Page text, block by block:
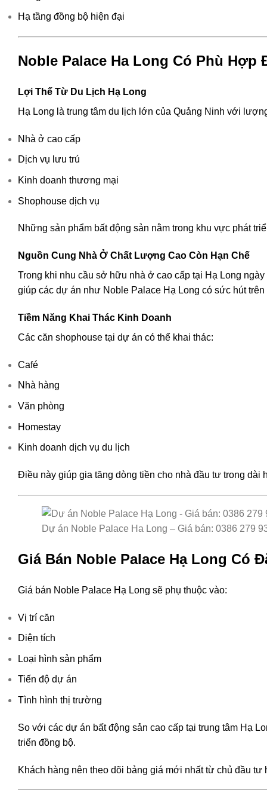
Hạ tầng đồng bộ hiện đại
Noble Palace Ha Long Có Phù Hợp
Lợi Thế Từ Du Lịch Hạ Long
Hạ Long là trung tâm du lịch lớn của Quảng Ninh với
Nhà ở cao cấp
Dịch vụ lưu trú
Kinh doanh thương mại
Shophouse dịch vụ
Những sản phẩm bất động sản nằm trong khu vực phát
Nguồn Cung Nhà Ở Chất Lượng Cao Còn Hạn Chế
Trong khi nhu cầu sở hữu nhà ở cao cấp tại Hạ Long
giúp các dự án như Noble Palace Hạ Long có sức hút
Tiềm Năng Khai Thác Kinh Doanh
Các căn shophouse tại dự án có thể khai thác:
Café
Nhà hàng
Văn phòng
Homestay
Kinh doanh dịch vụ du lịch
Điều này giúp gia tăng dòng tiền cho nhà đầu tư trong dài
Dự án Noble Palace Ha Long – Giá bán: 0386 279
Giá Bán Noble Palace Hạ Long Có
Giá bán Noble Palace Hạ Long sẽ phụ thuộc vào:
Vị trí căn
Diện tích
Loại hình sản phẩm
Tiến độ dự án
Tình hình thị trường
So với các dự án bất động sản cao cấp tại trung tâm Hạ
triển đồng bộ.
Khách hàng nên theo dõi bảng giá mới nhất từ chủ đầu